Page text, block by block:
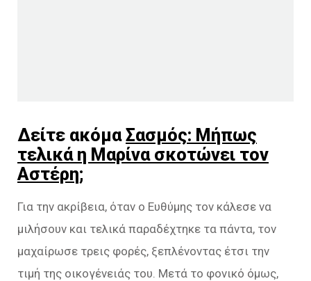
Δείτε ακόμαΣασμός: Μήπως
τελικά η Μαρίνα σκοτώνει τον
Αστέρη;
Για την ακρίβεια, όταν ο Ευθύμης τον κάλεσε να
μιλήσουν και τελικά παραδέχτηκε τα πάντα, τον
μαχαίρωσε τρεις φορές, ξεπλένοντας έτσι την
τιμή της οικογένειάς του. Μετά το φονικό όμως,